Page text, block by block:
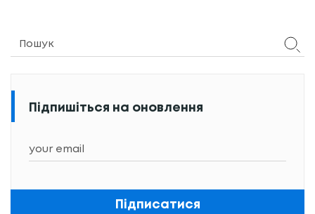
Підпишіться на оновлення
Підписатися